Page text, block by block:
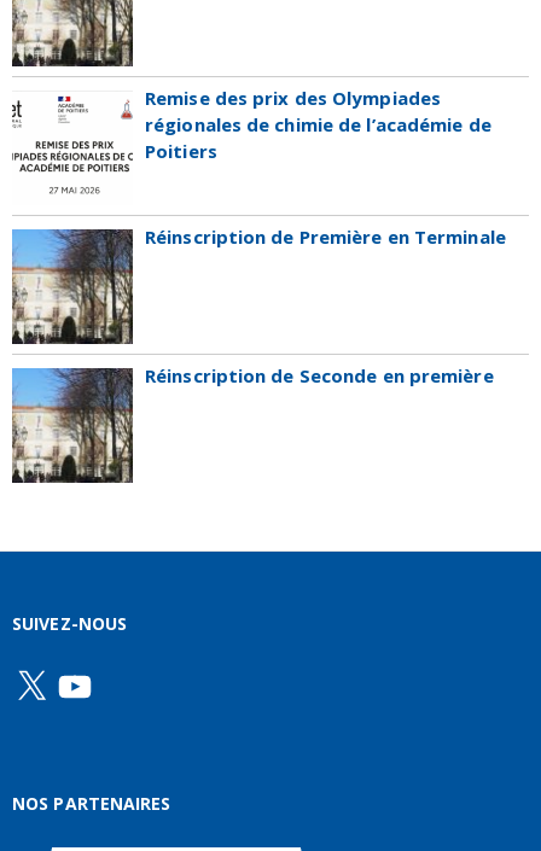
Remise des prix des Olympiades
régionales de chimie de l’académie de
Poitiers
Réinscription de Première en Terminale
Réinscription de Seconde en première
SUIVEZ-NOUS
X YouTube
NOS PARTENAIRES